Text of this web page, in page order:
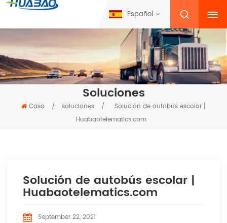
Español
Soluciones
Casa / soluciones /
Solución de autobús escolar |
Huabaotelematics.com
Solución de autobús escolar |
Huabaotelematics.com
September 22, 2021